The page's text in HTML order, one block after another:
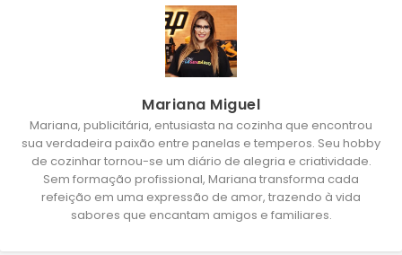
Mariana Miguel
Mariana, publicitária, entusiasta na cozinha que encontrou
sua verdadeira paixão entre panelas e temperos. Seu hobby
de cozinhar tornou-se um diário de alegria e criatividade.
Sem formação profissional, Mariana transforma cada
refeição em uma expressão de amor, trazendo à vida
sabores que encantam amigos e familiares.